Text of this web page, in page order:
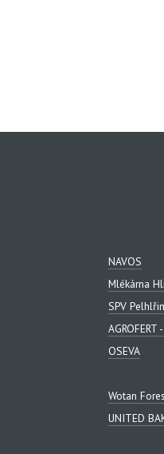
NAVOS
Mlékárna
SPV
OSEVA
Wotan
UNITED